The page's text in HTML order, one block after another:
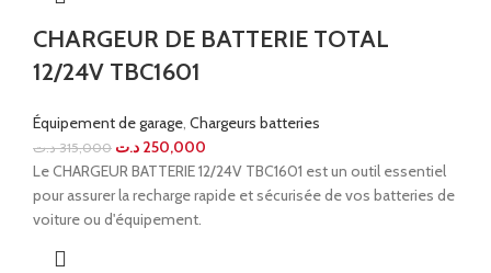
CHARGEUR DE BATTERIE TOTAL
12/24V TBC1601
Équipement de garage, Chargeurs batteries
315,000 د.ت 250,000 د.ت
Le CHARGEUR BATTERIE 12/24V TBC1601 est un outil essentiel
pour assurer la recharge rapide et sécurisée de vos batteries de
voiture ou d'équipement.